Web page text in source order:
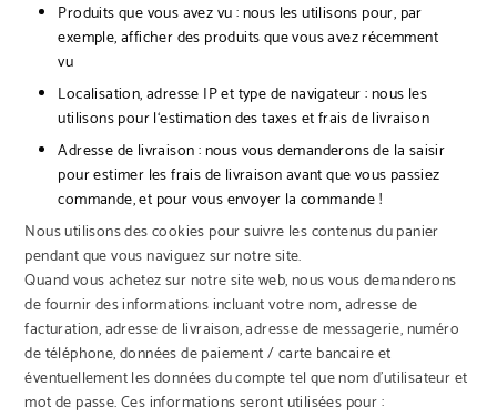
Produits que vous avez vu : nous les utilisons pour, par
exemple, afficher des produits que vous avez récemment
vu
Localisation, adresse IP et type de navigateur : nous les
utilisons pour l‘estimation des taxes et frais de livraison
Adresse de livraison : nous vous demanderons de la saisir
pour estimer les frais de livraison avant que vous passiez
commande, et pour vous envoyer la commande !
Nous utilisons des cookies pour suivre les contenus du panier
pendant que vous naviguez sur notre site.
Quand vous achetez sur notre site web, nous vous demanderons
de fournir des informations incluant votre nom, adresse de
facturation, adresse de livraison, adresse de messagerie, numéro
de téléphone, données de paiement / carte bancaire et
éventuellement les données du compte tel que nom d’utilisateur et
mot de passe. Ces informations seront utilisées pour :